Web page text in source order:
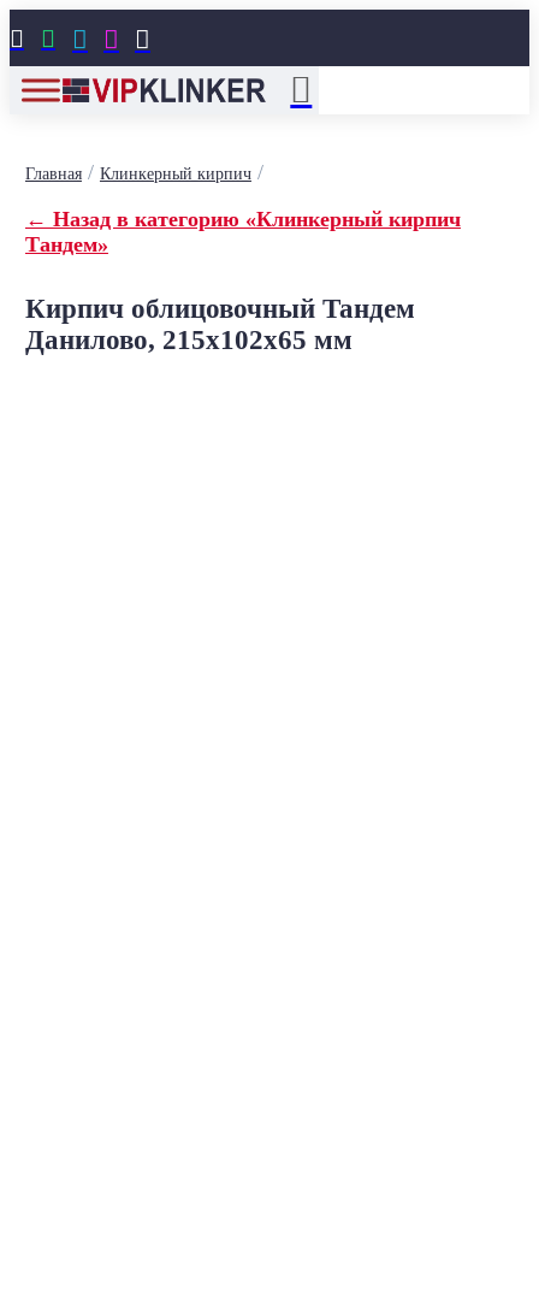
    
Главная/ Клинкерный кирпич/
← Назад в категорию «Клинкерный кирпич
Тандем»
Кирпич облицовочный Тандем
Данилово, 215x102x65 мм